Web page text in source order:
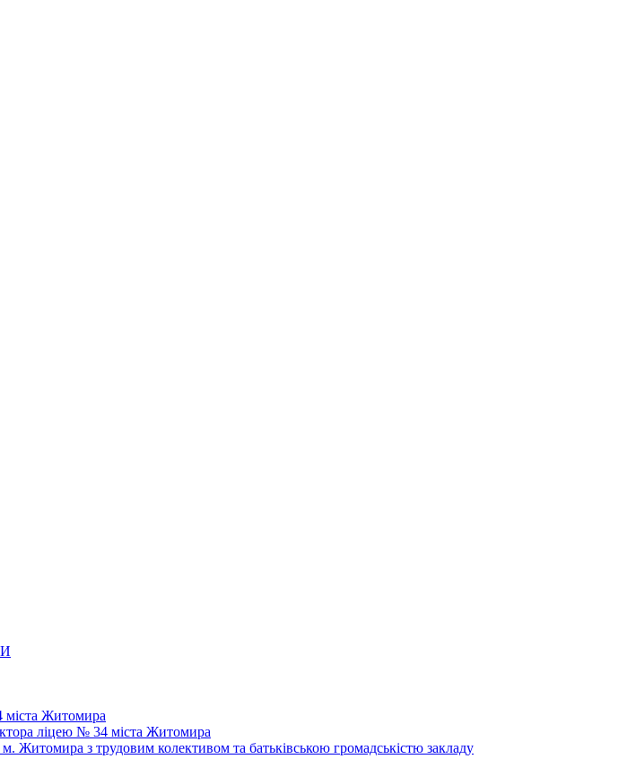
міста Житомира
ліцею № 34 міста Житомира
Житомира з трудовим колективом та батьківською громадськістю закладу